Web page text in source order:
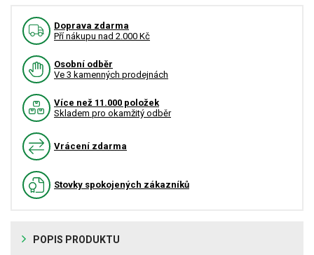
Doprava zdarma
Pří nákupu nad 2.000 Kč
Osobní odběr
Ve 3 kamenných prodejnách
Více než 11.000 položek
Skladem pro okamžitý odběr
Vrácení zdarma
Stovky spokojených zákazníků
POPIS PRODUKTU